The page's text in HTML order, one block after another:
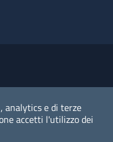
analytics e di terze
accetti l'utilizzo dei